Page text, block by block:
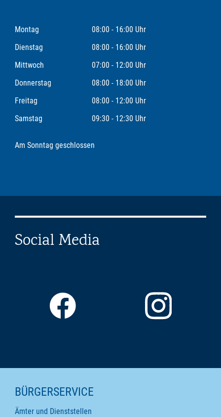
Montag
08:00 - 16:00 Uhr
Dienstag
08:00 - 16:00 Uhr
Mittwoch
07:00 - 12:00 Uhr
Donnerstag
08:00 - 18:00 Uhr
Freitag
08:00 - 12:00 Uhr
Samstag
09:30 - 12:30 Uhr
Am Sonntag geschlossen
Social Media
SEITENINHALTE
BÜRGERSERVICE
Ämter und Dienststellen